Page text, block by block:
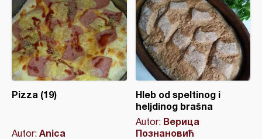
Pizza (19)
Autor: Anica
Hleb od speltinog i
heljdinog brašna
Autor: Верица
Познановић